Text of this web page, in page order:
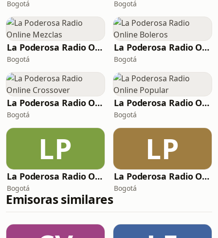
Bogotá Bogotá
La Poderosa Radio Online Mezclas
Bogotá
La Poderosa Radio Online Boleros
Bogotá
La Poderosa Radio Online Crossover
Bogotá
La Poderosa Radio Online Popular
Bogotá
LP
La Poderosa Radio Online Vallenato
Bogotá
LP
La Poderosa Radio Online Salsa
Bogotá
Emisoras similares